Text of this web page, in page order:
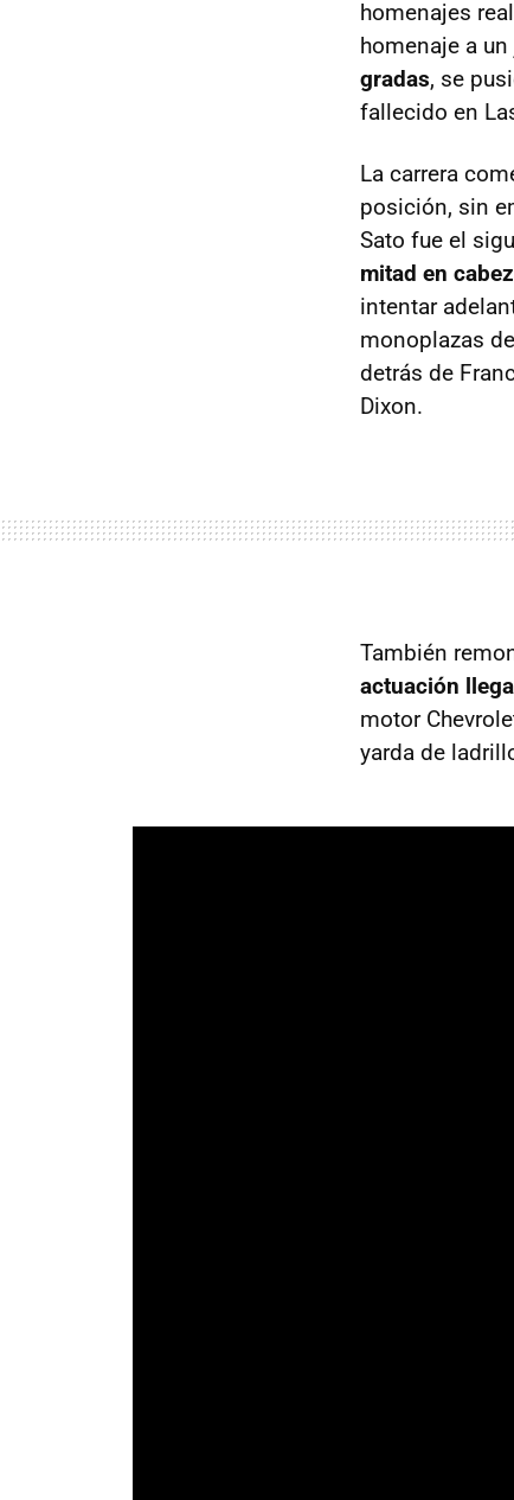
homenajes
homenaje a
gradas, se
fallecido en
La carrera
posición, sin
Sato fue el
mitad en
intentar
monoplazas
detrás de
Dixon.
También
actuación
motor
yarda de